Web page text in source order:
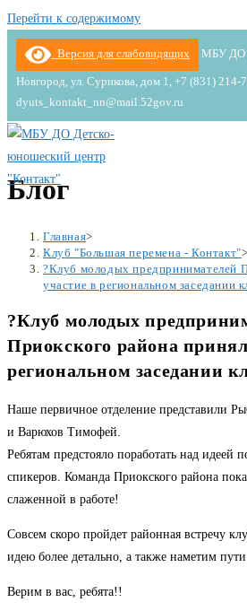
Перейти к содержимому
Версия для слабовидящих МБУ ДО
Новгород, ул. Сурикова, дом 1, +7 (831) 214-
dyuts_kontakt_nn@mail.52gov.ru
Блог
Главная>
Клуб "Большая перемена - Контакт">
?Клуб молодых предпринимателей
участие в региональном заседании
?Клуб молодых
Приокского района
региональном заседании
Наше первичное отделение представили
и Варюхов Тимофей.
Ребятам предстояло поработать над идеей
спикеров. Команда Приокского района
слаженной в работе!
Совсем скоро пройдет районная встречу
идею более детально, а также наметим
Верим в вас, ребята!!